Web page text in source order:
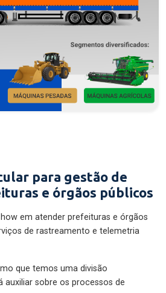
para gestão de
e órgãos públicos
em atender prefeituras e órgãos
de rastreamento e telemetria
que temos uma divisão
auxiliar sobre os processos de